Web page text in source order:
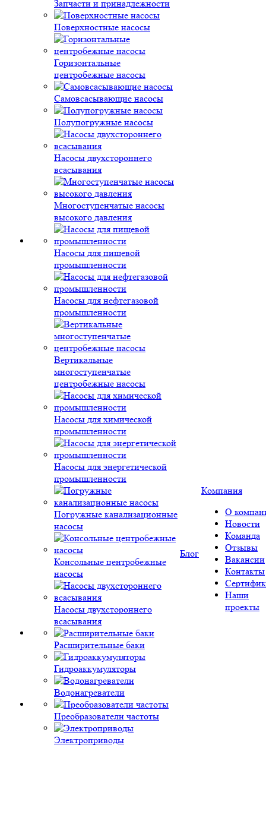
Запчасти и принадлежности
Поверхностные насосы
Горизонтальные
центробежные насосы
Самовсасывающие насосы
Полупогружные насосы
Насосы двухстороннего
всасывания
Многоступенчатые насосы
высокого давления
Насосы для пищевой
промышленности
Насосы для нефтегазовой
промышленности
Вертикальные
многоступенчатые
центробежные насосы
Насосы для химической
промышленности
Насосы для энергетической
промышленности
Погружные канализационные
насосы
Консольные центробежные
насосы
Насосы двухстороннего
всасывания
Расширительные баки
Гидроаккумуляторы
Водонагреватели
Преобразователи частоты
Электроприводы
Блог
Компания
О
Новости
Команда
Отзывы
Вакансии
Контакты
Наши
проекты